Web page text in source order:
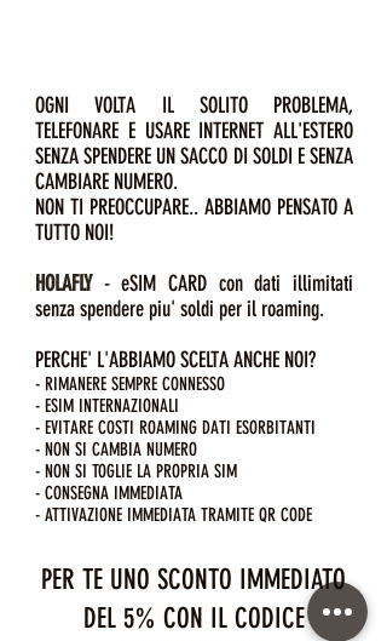
OGNI VOLTA IL SOLITO PROBLEMA,
TELEFONARE E USARE INTERNET ALL'ESTERO
SENZA SPENDERE UN SACCO DI SOLDI E SENZA
CAMBIARE NUMERO.
NON TI PREOCCUPARE.. ABBIAMO PENSATO A
TUTTO NOI!
HOLAFLY - eSIM CARD con dati illimitati
senza spendere piu' soldi per il roaming.
PERCHE' L'ABBIAMO SCELTA ANCHE NOI?
- RIMANERE SEMPRE CONNESSO
- ESIM INTERNAZIONALI
- EVITARE COSTI ROAMING DATI ESORBITANTI
- NON SI CAMBIA NUMERO
- NON SI TOGLIE LA PROPRIA SIM
- CONSEGNA IMMEDIATA
- ATTIVAZIONE IMMEDIATA TRAMITE QR CODE
PER TE UNO SCONTO IMMEDIATO
DEL 5% CON IL CODICE